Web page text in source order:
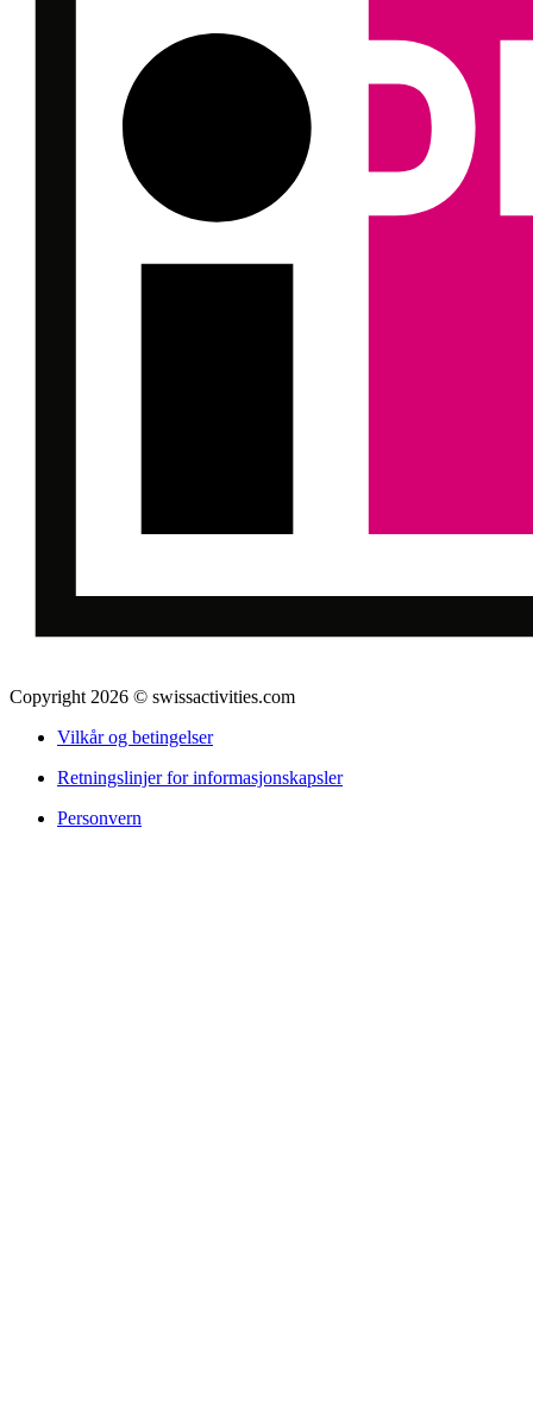
Copyright 2026 © swissactivities.com
Vilkår og betingelser
Retningslinjer for informasjonskapsler
Personvern